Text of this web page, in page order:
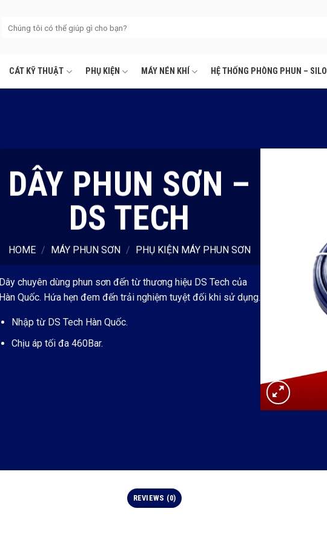
for:
CÁT KỸ THUẬT PHỤ KIỆN MÁY NÉN KHÍ HỆ THỐNG PHÒNG PHUN – SILO
DÂY PHUN SƠN –
DS TECH
HOME / MÁY PHUN SƠN / PHỤ KIỆN MÁY PHUN SƠN
Dây chuyên dùng phun sơn đến từ thương hiệu DS Tech của
Hàn Quốc. Hứa hẹn đem đến trải nghiệm tuyệt đối khi sử dụng.
Nhập từ DS Tech Hàn Quốc.
Chịu áp tối đa 460Bar.
REVIEWS (0)